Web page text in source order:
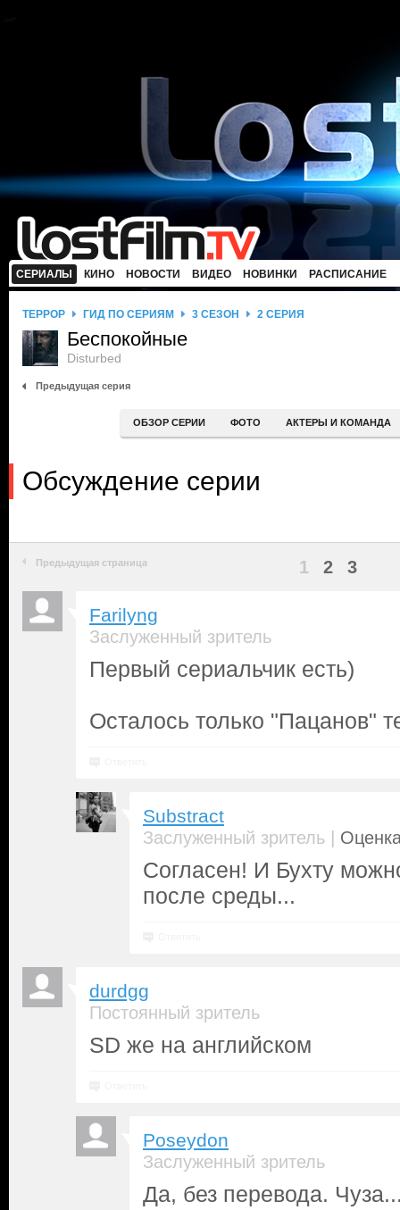
СЕРИАЛЫ КИНО НОВОСТИ ВИДЕО НОВИНКИ РАСПИСАНИЕ
ТЕРРОР ГИД ПО СЕРИЯМ 3 СЕЗОН 2 СЕРИЯ
Беспокойные
Disturbed
Предыдущая серия
ОБЗОР СЕРИИ ФОТО АКТЕРЫ И КОМАНДА
Обсуждение серии
Предыдущая страница 1 2 3
Farilyng
Заслуженный зритель
Первый сериальчик есть)
Осталось только "Пацанов"
Substract
Заслуженный зритель |
Согласен! И Бухту
после среды...
durdgg
Постоянный зритель
SD же на английском
Poseydon
Заслуженный зритель
Да, без перевода.